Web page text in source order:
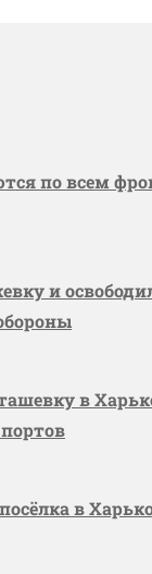
по всем
и
в
в